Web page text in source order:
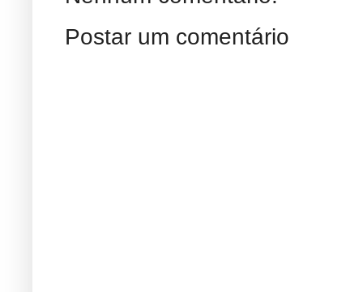
Postar um comentário